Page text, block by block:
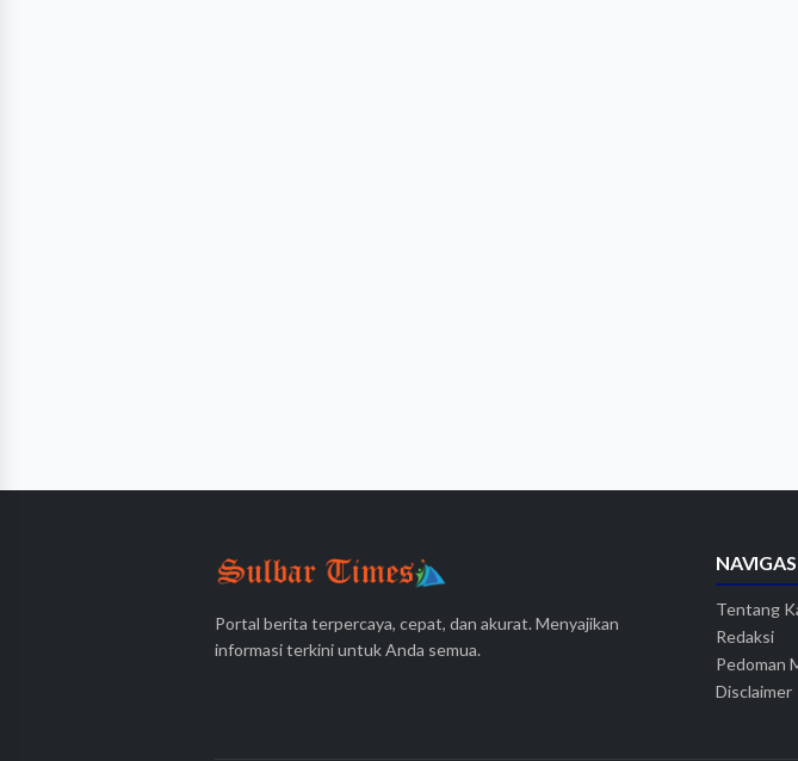
Portal berita terpercaya, cepat, dan akurat. Menyajikan
informasi terkini untuk Anda semua.
Tentang
Redaksi
Pedoman
Disclaimer